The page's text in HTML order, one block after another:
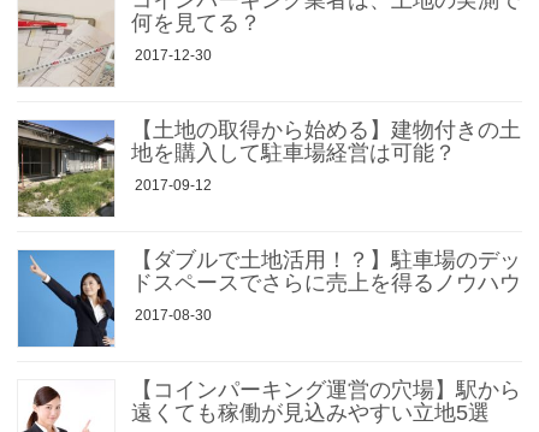
何を見てる？
2017-12-30
【土地の取得から始める】建物付きの土
地を購入して駐車場経営は可能？
2017-09-12
【ダブルで土地活用！？】駐車場のデッ
ドスペースでさらに売上を得るノウハウ
2017-08-30
【コインパーキング運営の穴場】駅から
遠くても稼働が見込みやすい立地5選